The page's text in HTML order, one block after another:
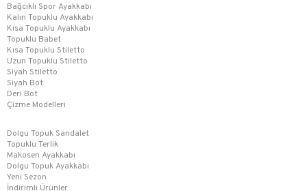
Bağcıklı Spor Ayakkabı
Kalın Topuklu Ayakkabı
Kısa Topuklu Ayakkabı
Topuklu Babet
Kısa Topuklu Stiletto
Uzun Topuklu Stiletto
Siyah Stiletto
Siyah Bot
Deri Bot
Çizme Modelleri
Dolgu Topuk Sandalet
Topuklu Terlik
Makosen Ayakkabı
Dolgu Topuk Ayakkabı
Yeni Sezon
İndirimli Ürünler